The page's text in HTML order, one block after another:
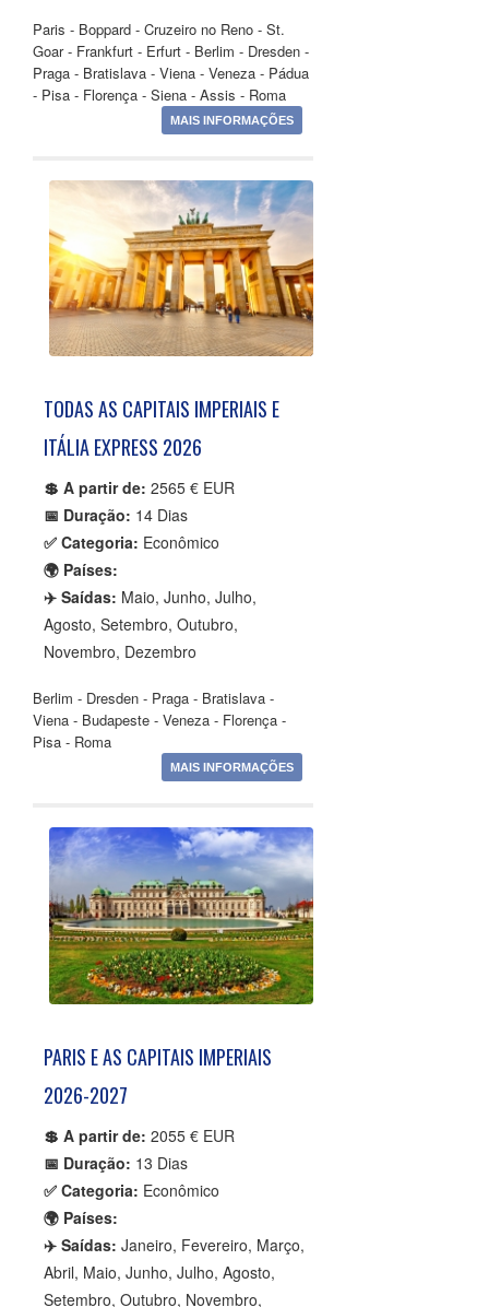
Paris - Boppard - Cruzeiro no Reno - St.
Goar - Frankfurt - Erfurt - Berlim - Dresden -
Praga - Bratislava - Viena - Veneza - Pádua
- Pisa - Florença - Siena - Assis - Roma
MAIS INFORMAÇÕES
TODAS AS CAPITAIS IMPERIAIS E
ITÁLIA EXPRESS 2026
💲 A partir de: 2565 € EUR
📅 Duração: 14 Dias
✅ Categoria: Econômico
🌍 Países:
✈️ Saídas: Maio, Junho, Julho,
Agosto, Setembro, Outubro,
Novembro, Dezembro
Berlim - Dresden - Praga - Bratislava -
Viena - Budapeste - Veneza - Florença -
Pisa - Roma
MAIS INFORMAÇÕES
PARIS E AS CAPITAIS IMPERIAIS
2026-2027
💲 A partir de: 2055 € EUR
📅 Duração: 13 Dias
✅ Categoria: Econômico
🌍 Países:
✈️ Saídas: Janeiro, Fevereiro, Março,
Abril, Maio, Junho, Julho, Agosto,
Setembro, Outubro, Novembro,